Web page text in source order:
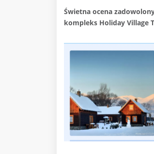
Świetna ocena
kompleks Holiday Village